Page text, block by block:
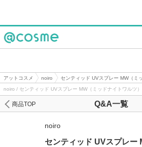
アットコスメ noiro センティッド UVスプレー MW（ミ
noiro / センティッド UVスプレー MW（ミッドナイトワルツ
Q&A一覧
商品TOP
noiro
センティッド UVスプレー